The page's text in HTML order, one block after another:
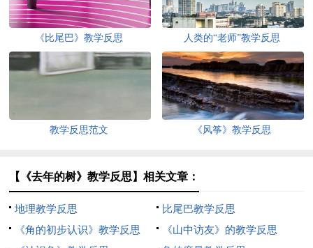
《比尾巴》教学反思 人类的“老师”教学反思
教学反思范文 《风筝》教学反思
【《去年的树》教学反思】相关文章：
地理教学反思
比尾巴教学反思
《角的初步认识》教学反思
《山中访友》的教学反思